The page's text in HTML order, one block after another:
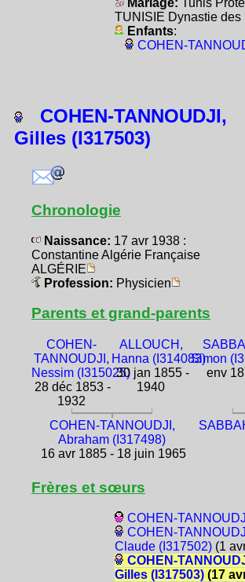
Mariage:
Tunis
TUNISIE Dynastie des
Enfants:
COHEN-
COHEN-TANNOUDJI,
Gilles (I317503)
Chronologie
Naissance: 17 avr 1938 :
Constantine Algérie Française
ALGÉRIE
Profession: Physicien
Parents et grand-parents
COHEN-
TANNOUDJI,
Nessim (I315025)
28 déc 1853 -
1932
ALLOUCH,
Hanna (I314083)
30 jan 1855 -
1940
Simon
env
COHEN-TANNOUDJI,
Abraham (I317498)
16 avr 1885 - 18 juin 1965
Frères et sœurs
COHEN-
COHEN-
Claude (I317502)(1
COHEN-
Gilles (I317503)(17